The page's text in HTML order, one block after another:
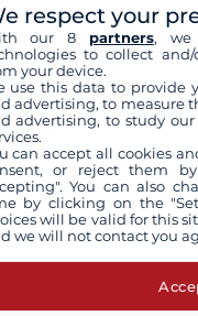
finanzieller
bestätigt durch
de France.
respect your
our 8 partners, we
to collect
your device.
use this data to provide
advertising, to measure
advertising, to study
can accept all cookies
or reject them
You can also
by clicking on the
will be valid for this
we will not contact you